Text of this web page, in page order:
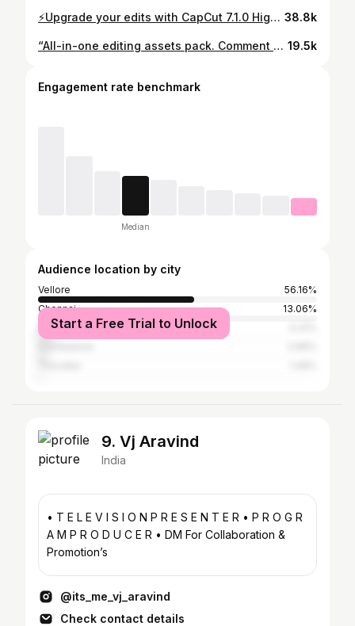
⚡Upgrade your edits with CapCut 7.1.0 High-quality reels 🧑‍💻💥 Don't miss this version 38.8k
“All-in-one editing assets pack. Comment "ASSETS ” 19.5k
Engagement rate benchmark
Median
Audience location by city
Vellore
56.16%
Chennai
13.06%
Bangalore
Start a Free Trial to Unlock
9. Vj Aravind
India
• T E L E V I S I O N P R E S E N T E R • P R O G R
A M P R O D U C E R • DM For Collaboration &
Promotion’s
@its_me_vj_aravind
Check contact details